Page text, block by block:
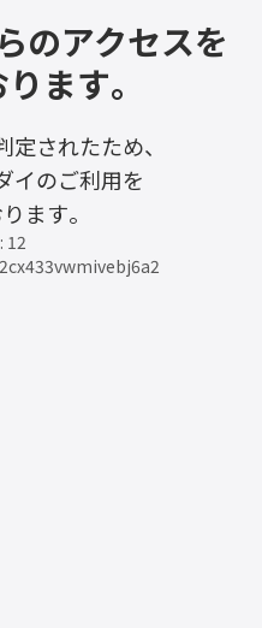
のアクセスを
ます。
されたため、
イのご利用を
ます。
12